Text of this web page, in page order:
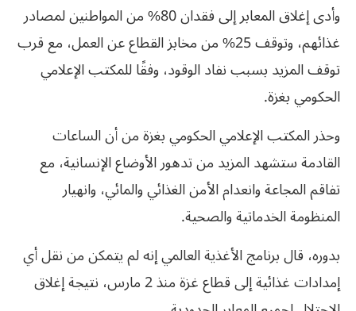
وأدى إغلاق المعابر إلى فقدان 80% من المواطنين لمصادر
غذائهم، وتوقف 25% من مخابز القطاع عن العمل، مع قرب
توقف المزيد بسبب نفاد الوقود، وفقًا للمكتب الإعلامي
الحكومي بغزة.
وحذر المكتب الإعلامي الحكومي بغزة من أن الساعات
القادمة ستشهد المزيد من تدهور الأوضاع الإنسانية، مع
تفاقم المجاعة وانعدام الأمن الغذائي والمائي، وانهيار
المنظومة الخدماتية والصحية.
بدوره، قال برنامج الأغذية العالمي إنه لم يتمكن من نقل أي
إمدادات غذائية إلى قطاع غزة منذ 2 مارس، نتيجة إغلاق